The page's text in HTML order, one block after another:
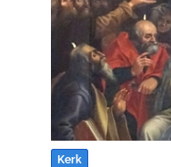
Kerk